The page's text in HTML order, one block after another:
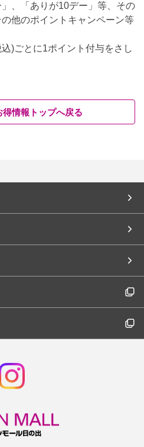
、「ありが10デー」等、その
他のポイントキャンペーン等
)ごとに1ポイント付与をさし
得情報トップへ戻る